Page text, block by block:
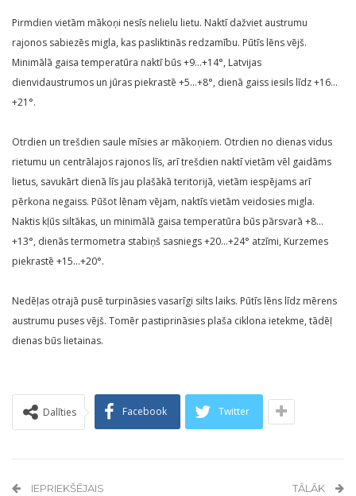
Pirmdien vietām mākoņi nesīs nelielu lietu. Naktī dažviet austrumu
rajonos sabiezēs migla, kas pasliktinās redzamību. Pūtīs lēns vējš.
Minimālā gaisa temperatūra naktī būs +9…+14°, Latvijas
dienvidaustrumos un jūras piekrastē +5…+8°, dienā gaiss iesils līdz +16…
+21°.
Otrdien un trešdien saule mīsies ar mākoņiem. Otrdien no dienas vidus
rietumu un centrālajos rajonos līs, arī trešdien naktī vietām vēl gaidāms
lietus, savukārt dienā līs jau plašākā teritorijā, vietām iespējams arī
pērkona negaiss. Pūšot lēnam vējam, naktīs vietām veidosies migla.
Naktis kļūs siltākas, un minimālā gaisa temperatūra būs pārsvarā +8…
+13°, dienās termometra stabiņš sasniegs +20…+24° atzīmi, Kurzemes
piekrastē +15…+20°.
Nedēļas otrajā pusē turpināsies vasarīgi silts laiks. Pūtīs lēns līdz mērens
austrumu puses vējš. Tomēr pastiprināsies plaša ciklona ietekme, tādēļ
dienas būs lietainas.
Dalīties Facebook Twitter
IEPRIEKŠĒJAIS TĀLĀK